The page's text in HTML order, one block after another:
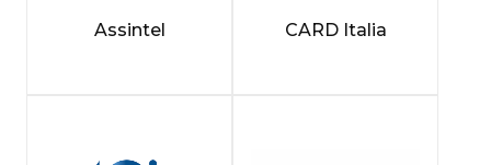
Assintel CARD Italia